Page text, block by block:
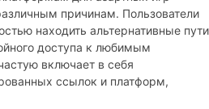
причинам. Пользователи
находить альтернативные пути
доступа к любимым
включает в себя
ссылок и платформ,